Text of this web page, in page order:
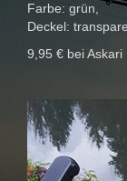
Farbe: grün,
Deckel:
9,95 € bei Askari